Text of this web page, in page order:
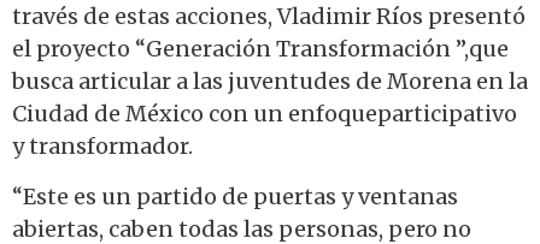
través de estas acciones, Vladimir Ríos presentó
el proyecto “Generación Transformación ”,que
busca articular a las juventudes de Morena en la
Ciudad de México con un enfoqueparticipativo
y transformador.
“Este es un partido de puertas y ventanas
abiertas, caben todas las personas, pero no